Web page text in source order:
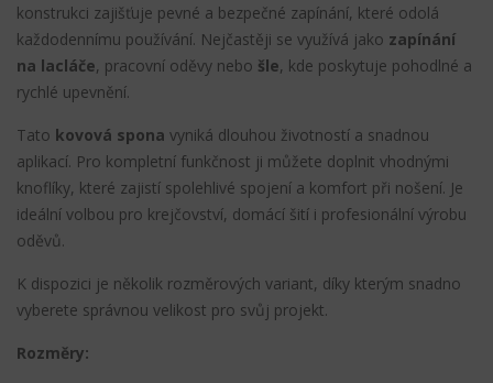
konstrukci zajišťuje pevné a bezpečné zapínání, které odolá
každodennímu používání. Nejčastěji se využívá jako zapínání
na lacláče, pracovní oděvy nebo šle, kde poskytuje pohodlné a
rychlé upevnění.
Tato kovová spona vyniká dlouhou životností a snadnou
aplikací. Pro kompletní funkčnost ji můžete doplnit vhodnými
knoflíky, které zajistí spolehlivé spojení a komfort při nošení. Je
ideální volbou pro krejčovství, domácí šití i profesionální výrobu
oděvů.
K dispozici je několik rozměrových variant, díky kterým snadno
vyberete správnou velikost pro svůj projekt.
Rozměry: